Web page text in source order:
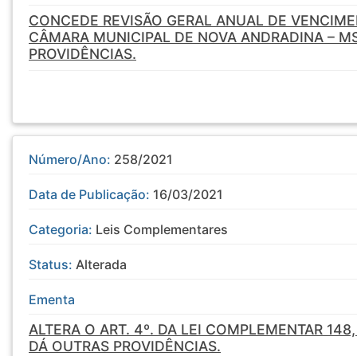
CONCEDE REVISÃO GERAL ANUAL DE
CÂMARA MUNICIPAL DE NOVA ANDRADINA –
PROVIDÊNCIAS.
Número/Ano: 258/2021
Data de Publicação: 16/03/2021
Categoria: Leis Complementares
Status: Alterada
Ementa
ALTERA O ART. 4º. DA LEI COMPLEMENTAR
DÁ OUTRAS PROVIDÊNCIAS.